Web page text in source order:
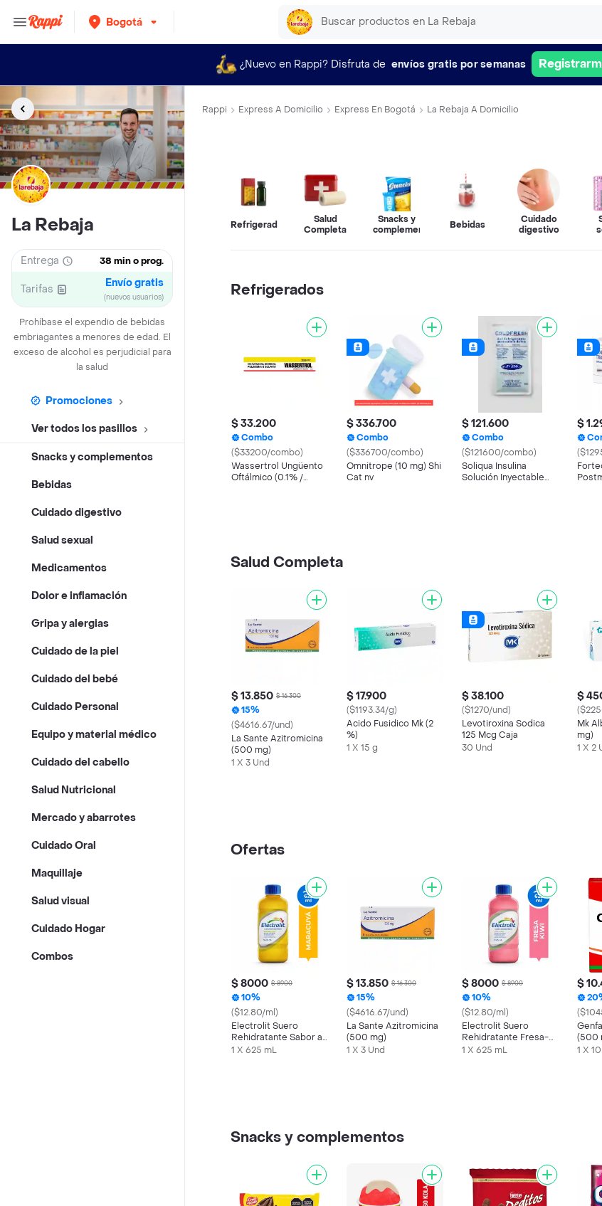
Bogotá
¿Nuevo en Rappi? Disfruta de envíos gratis por semanas
La Rebaja
Entrega 38 min o prog.
Tarifas Envío gratis
(nuevos usuarios)
Prohíbase el expendio de bebidas
embriagantes a menores de edad. El
exceso de alcohol es perjudicial para
la salud
Promociones
Ver todos los pasillos
Snacks y complementos
Bebidas
Cuidado digestivo
Salud sexual
Medicamentos
Dolor e inflamación
Gripa y alergias
Cuidado de la piel
Cuidado del bebé
Cuidado Personal
Equipo y material médico
Cuidado del cabello
Salud Nutricional
Mercado y abarrotes
Cuidado Oral
Maquillaje
Salud visual
Cuidado Hogar
Combos
Rappi Express A Domicilio Express En Bogotá La Rebaja A Domicilio
Refrigerados
Salud
Completa
Snacks y
complementos
Bebidas
Cuidado
digestivo
Refrigerados
$ 33.200
Combo
($33200/combo)
Wassertrol Ungüento
Oftálmico (0.1% /
$ 336.700
Combo
($336700/combo)
Omnitrope (10 mg) Shi
Cat nv
$ 121.600
Combo
($121600/combo)
Soliqua Insulina
Solución Inyectable
$
Salud Completa
$ 13.850 $ 16.300
15%
($4616.67/und)
La Sante Azitromicina
(500 mg)
1 X 3 Und
$ 17.900
($1193.34/g)
Acido Fusidico Mk (2
%)
1 X 15 g
$ 38.100
($1270/und)
Levotiroxina Sodica
125 Mcg Caja
30 Und
$
Mk
mg)
1 X 2
Ofertas
$ 8000 $ 8900
10%
($12.80/ml)
Electrolit Suero
Rehidratante Sabor a
Maracuyá
1 X 625 mL
$ 13.850 $ 16.300
15%
($4616.67/und)
La Sante Azitromicina
(500 mg)
1 X 3 Und
$ 8000 $ 8900
10%
($12.80/ml)
Electrolit Suero
Rehidratante Fresa-
Kiwi
1 X 625 mL
$
(500
1 X
Snacks y complementos